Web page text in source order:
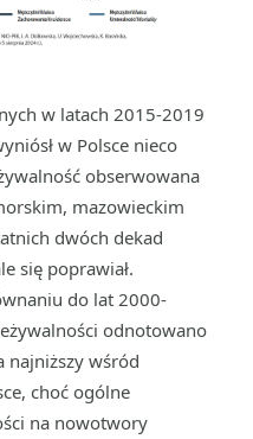
w latach 2015-2019
w Polsce nieco
obserwowana
mazowieckim
dwóch dekad
się poprawiał.
do lat 2000-
odnotowano
najniższy wśród
choć ogólne
na nowotwory